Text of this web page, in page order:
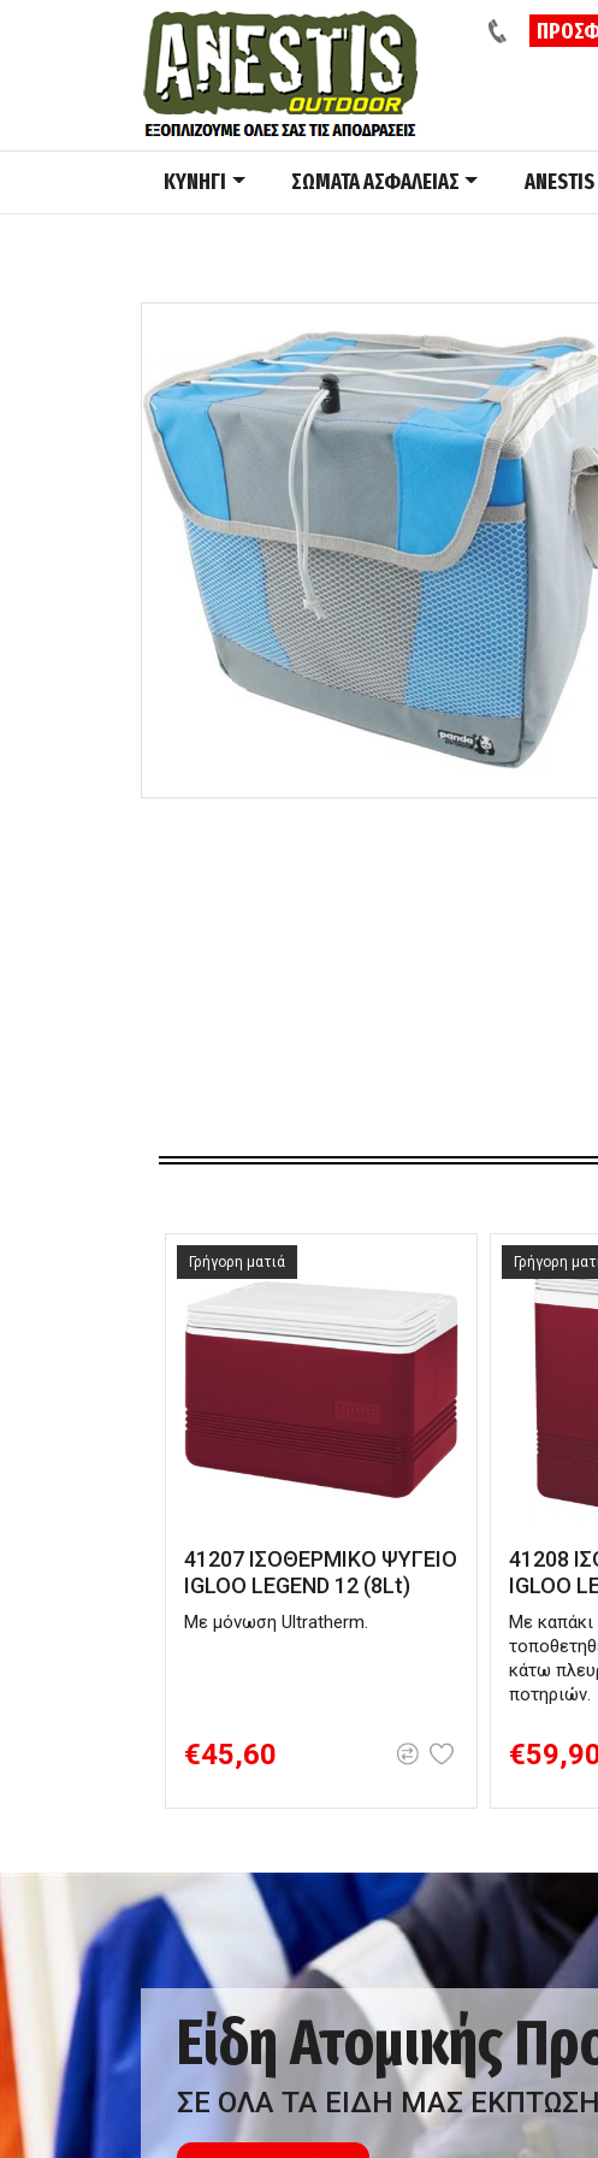
ΚΥΝΗΓΙ ΣΩΜΑΤΑ ΑΣΦΑΛΕΙΑΣ
41207 ΙΣΟΘΕΡΜΙΚΟ ΨΥΓΕΙΟ
IGLOO LEGEND 12 (8Lt)
Με μόνωση Ultratherm.
€45,60
Γρήγορη ματιά
41208
IGLOO
Με καπάκι
κάτω
ποτηριών.
Γρήγορη
Είδη Ατομικής
ΣΕ ΟΛΑ ΤΑ ΕΙΔΗ ΜΑΣ ΕΚΠΤΩΣΗ